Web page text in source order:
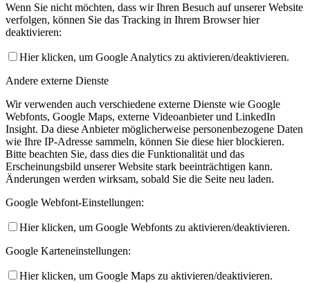
Wenn Sie nicht möchten, dass wir Ihren Besuch auf unserer Website
verfolgen, können Sie das Tracking in Ihrem Browser hier
deaktivieren:
Hier klicken, um Google Analytics zu aktivieren/deaktivieren.
Andere externe Dienste
Wir verwenden auch verschiedene externe Dienste wie Google
Webfonts, Google Maps, externe Videoanbieter und LinkedIn
Insight. Da diese Anbieter möglicherweise personenbezogene Daten
wie Ihre IP-Adresse sammeln, können Sie diese hier blockieren.
Bitte beachten Sie, dass dies die Funktionalität und das
Erscheinungsbild unserer Website stark beeinträchtigen kann.
Änderungen werden wirksam, sobald Sie die Seite neu laden.
Google Webfont-Einstellungen:
Hier klicken, um Google Webfonts zu aktivieren/deaktivieren.
Google Karteneinstellungen:
Hier klicken, um Google Maps zu aktivieren/deaktivieren.